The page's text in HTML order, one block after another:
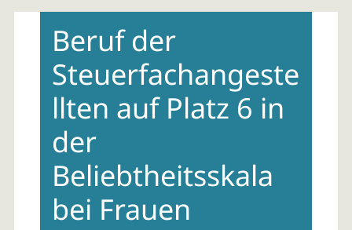
contentBeruf der
Steuerfachangeste
llten auf Platz 6 in
der
Beliebtheitsskala
bei Frauen